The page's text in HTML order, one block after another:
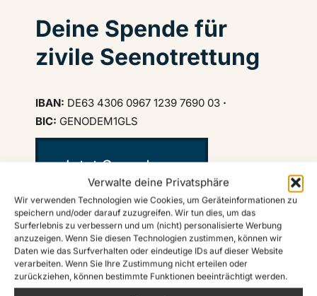
Verwalte deine Privatsphäre
Wir verwenden Technologien wie Cookies, um Geräteinformationen zu
speichern und/oder darauf zuzugreifen. Wir tun dies, um das
Surferlebnis zu verbessern und um (nicht) personalisierte Werbung
anzuzeigen. Wenn Sie diesen Technologien zustimmen, können wir
Daten wie das Surfverhalten oder eindeutige IDs auf dieser Website
verarbeiten. Wenn Sie Ihre Zustimmung nicht erteilen oder
zurückziehen, können bestimmte Funktionen beeinträchtigt werden.
Deine Spende für
zivile Seenotrettung
IBAN: DE63 4306 0967 1239 7690 03 ·
BIC: GENODEM1GLS
Jetzt Spenden ♥